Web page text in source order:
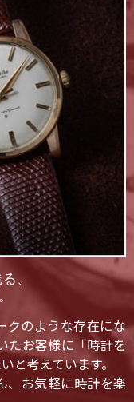
、
クのような存在にな
たお客様に「時計を
と考えています。
、お気軽に時計を楽